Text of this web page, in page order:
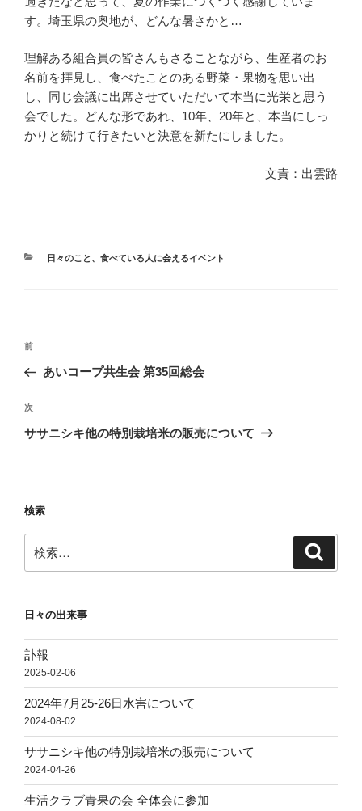
す。埼玉県の奥地が、どんな暑さかと…
理解ある組合員の皆さんもさることながら、生産者のお
名前を拝見し、食べたことのある野菜・果物を思い出
し、同じ会議に出席させていただいて本当に光栄と思う
会でした。どんな形であれ、10年、20年と、本当にしっ
かりと続けて行きたいと決意を新たにしました。
文責：出雲路
カ
日々のこと 、 食べている人に会えるイベント
投
ナ
ビ
ゲ
ン
前
の
稿
前
あいコープ共生会 第35回総会
次
の
次
ササニシキ他の特別栽培米の販売について
検索
索:
日々の出来事
訃報
2025-02-06
2024年7月25-26日水害について
2024-08-02
ササニシキ他の特別栽培米の販売について
2024-04-26
生活クラブ青果の会 全体会に参加